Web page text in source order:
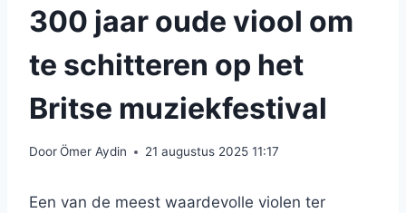
300 jaar oude viool om
te schitteren op het
Britse muziekfestival
DoorÖmer Aydin 21 augustus 2025 11:17
Een van de meest waardevolle violen ter